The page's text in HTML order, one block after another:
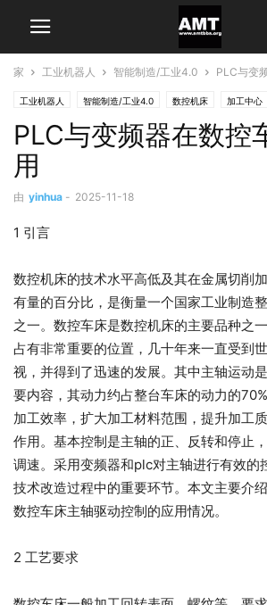
家 工业机器人 智能制造/工业4.0 PLC与变
工业机器人 智能制造/工业4.0 数控机床 加工中心
PLC与变频器在数控
用
由 yinhua - 2025-11-18
1 引言
数控机床的技术水平高低及其在金属切削
有量的百分比，是衡量一个国家工业制造
之一。数控车床是数控机床的主要品种之
占有非常重要的位置，几十年来一直受到
视，并得到了迅速的发展。其中主轴运动
要内容，其动力约占整台车床的动力的
加工效率，扩大加工材料范围，提升加工
作用。基本控制是主轴的正、反转和停止
调速。采用变频器和plc对主轴进行有效的
技术改造过程中的重要环节。本文主要介
数控车床主轴驱动控制的应用情况。
2 工艺要求